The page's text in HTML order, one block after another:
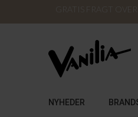
GRATIS FRAGT
NYHEDER